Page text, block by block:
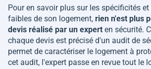
Pour en savoir plus sur les spécificités
faibles de son logement, rien n'est plus
devis réalisé par un expert en sécurité.
chaque devis est précisé d'un audit de
permet de caractériser le logement à
cet audit, l'expert passe en revue tout le